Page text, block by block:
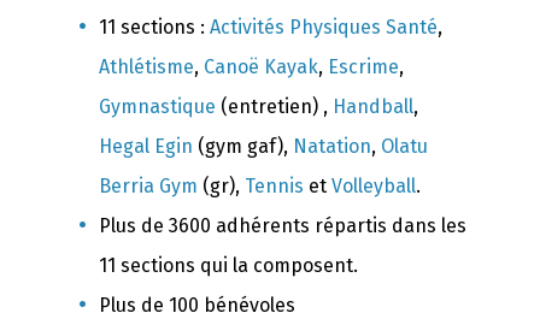
11 sections : Activités Physiques Santé,
Athlétisme, Canoë Kayak, Escrime,
Gymnastique (entretien) , Handball,
Hegal Egin (gym gaf), Natation, Olatu
Berria Gym (gr), Tennis et Volleyball.
Plus de 3600 adhérents répartis dans les
11 sections qui la composent.
Plus de 100 bénévoles